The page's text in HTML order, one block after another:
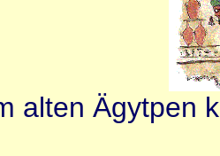
alten Ägytpen